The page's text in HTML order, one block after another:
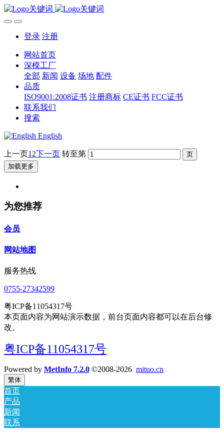
登录 注册
网站首页
深模工厂
全部 新闻 设备 场地 配件
品质
ISO9001:2008证书 注册商标 CE证书 FCC证书
联系我们
搜索
English
上一页1 2下一页 转至第
加载更多
为您推荐
会员
网站地图
服务热线
0755-27342599
粤ICP备11054317号
本页面内容为网站演示数据，前台页面内容都可以在后台修
改。
粤ICP备11054317号
Powered by MetInfo 7.2.0 ©2008-2026 mituo.cn
繁体
首页
产品
新闻
联系